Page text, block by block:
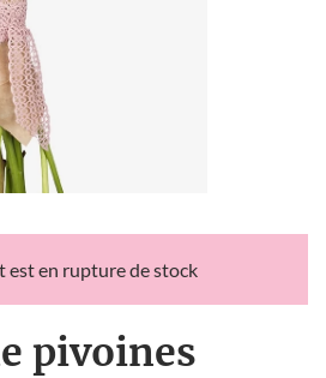
est en rupture de stock
pivoines